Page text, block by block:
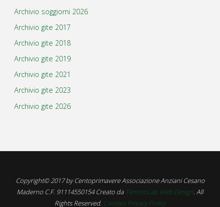
Archivio soggiorni 2026
Archivio gite 2017
Archivio gite 2018
Archivio gite 2019
Archivio gite 2021
Archivio gite 2023
Archivio gite 2026
Copyright© 2017 by Centoprimavere Associazione Anziani Cesano
Maderno C.F. 91114550154 Creato da TeoricoLab Web Design. All
Rights Reserved. Cookies Privacy Policy